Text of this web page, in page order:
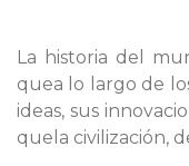
La historia del
quea lo largo de
ideas, sus
quela civilización,